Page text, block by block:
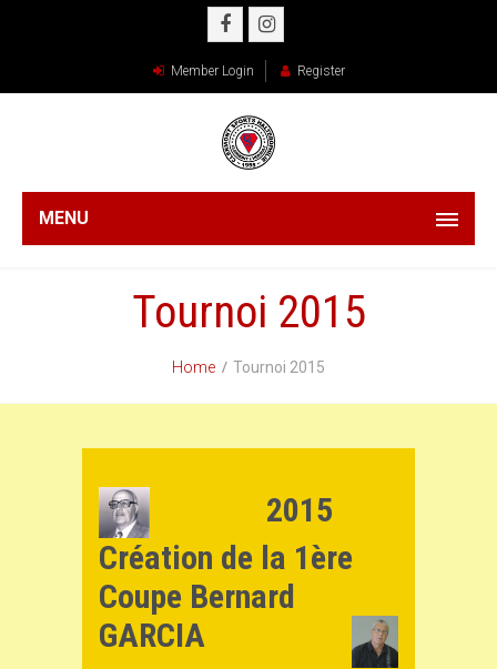
Member Login Register
MENU
Tournoi 2015
Home Tournoi 2015
2015
Création de la 1ère
Coupe Bernard
GARCIA